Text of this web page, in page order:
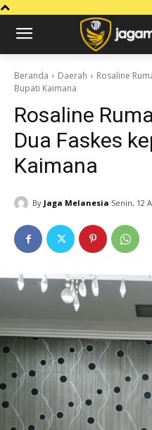
Beranda Daerah
Rosaline
Bupati Kaimana
Rosaline
Dua Faskes
Kaimana
By Jaga Melanesia Senin, 12